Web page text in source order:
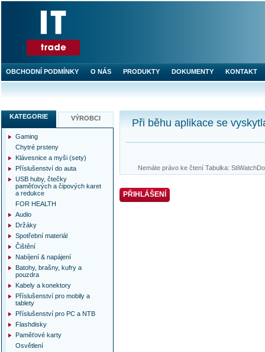
Při běhu aplikace se
Nemáte právo ke čtení Tabulka:
PŘIHLÁŠENÍ
KATEGORIE VÝROBCI
Gaming
Chytré prsteny
Klávesnice a myši (sety)
Příslušenství do auta
USB huby, čtečky
paměťových a čipových karet
a redukce
FOR HEALTH
Audio
Držáky
Spotřební materiál
Čištění
Nabíjení & napájení
Batohy, brašny, kufry a
pouzdra
Kabely a konektory
Příslušenství pro mobily a
tablety
Příslušenství pro PC a NTB
Flashdisky
Paměťové karty
Osvětlení
OBCHODNÍ PODMÍNKY O NÁS PRODUKTY DOKUMENTY KONTAKT